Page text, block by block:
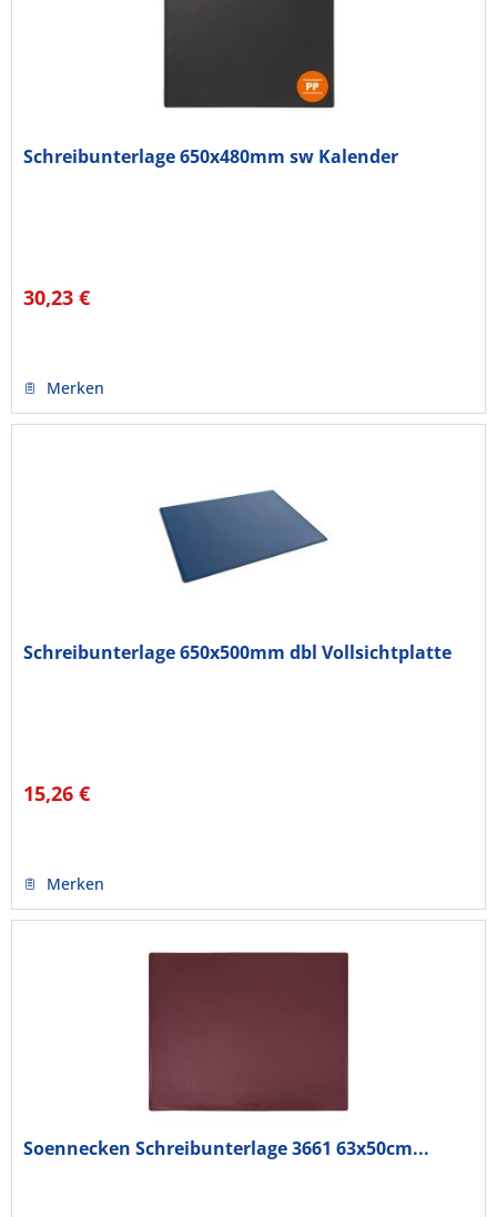
Schreibunterlage 650x480mm sw Kalender
30,23 €
Merken
Schreibunterlage 650x500mm dbl Vollsichtplatte
15,26 €
Merken
Soennecken Schreibunterlage 3661 63x50cm...